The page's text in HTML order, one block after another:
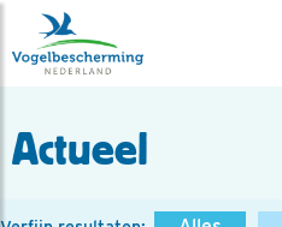
Actueel